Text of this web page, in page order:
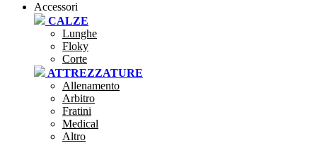
Accessori
CALZE
Lunghe
Floky
Corte
ATTREZZATURE
Allenamento
Arbitro
Fratini
Medical
Altro